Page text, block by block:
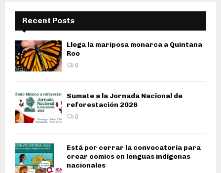
Recent Posts
Llega la mariposa monarca a Quintana
Roo
0
Sumate a la Jornada Nacional de
reforestación 2026
0
Está por cerrar la convocatoria para
crear comics en lenguas indígenas
nacionales